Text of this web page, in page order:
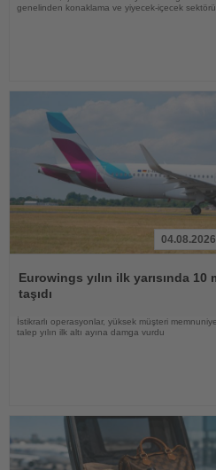
genelinden konaklama ve yiyecek-içecek sektörü
Oku
04.08.2026
Eurowings yılın ilk yarısında
taşıdı
İstikrarlı operasyonlar, yüksek müşteri
talep yılın ilk altı ayına damga vurdu